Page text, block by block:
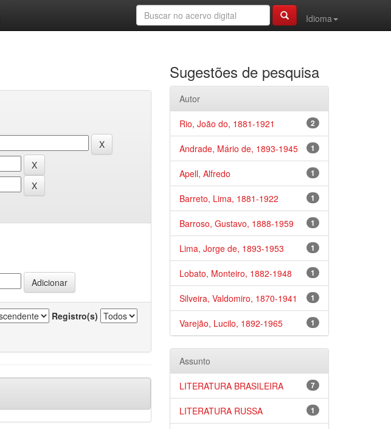
Idioma
Registro(s)
Sugestões de pesquisa
Autor
2
Rio, João do, 1881-1921
1
Andrade, Mário de, 1893-1945
1
Apell, Alfredo
1
Barreto, Lima, 1881-1922
1
Barroso, Gustavo, 1888-1959
1
Lima, Jorge de, 1893-1953
1
Lobato, Monteiro, 1882-1948
1
Silveira, Valdomiro, 1870-1941
1
Varejão, Lucilo, 1892-1965
Assunto
7
LITERATURA BRASILEIRA
1
LITERATURA RUSSA